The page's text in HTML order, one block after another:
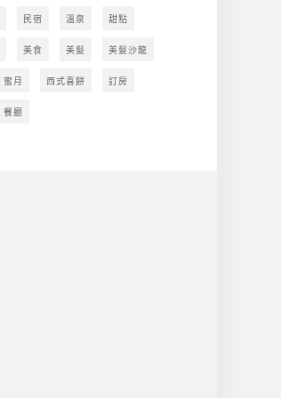
民宿 溫泉 甜點
美食 美髮 美髮沙龍
蜜月 西式喜餅 訂房
餐廳